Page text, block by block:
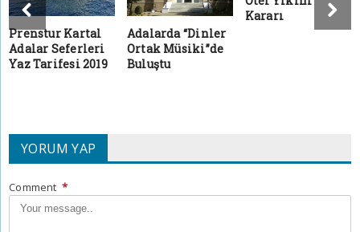
Prenstur Kartal
Adalar Seferleri
Yaz Tarifesi 2019
Adalarda “Dinler
Ortak Müsiki”de
Buluştu
Kararı
YORUM YAP
Comment *